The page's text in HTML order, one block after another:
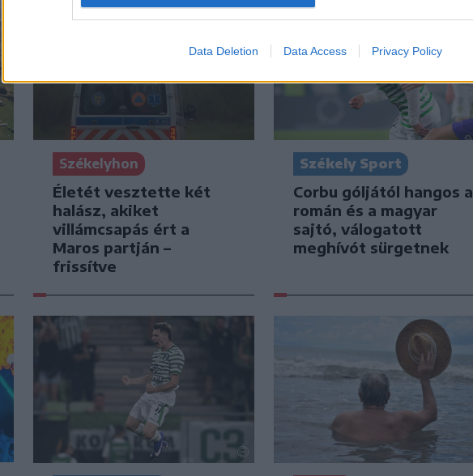
Data Deletion Data Access Privacy Policy
Székelyhon
Életét vesztette két
halász, akiket
villámcsapás ért a
Maros partján –
frissítve
Székely Sport
Corbu góljától hangos a
román és a magyar
sajtó, válogatott
meghívót sürgetnek